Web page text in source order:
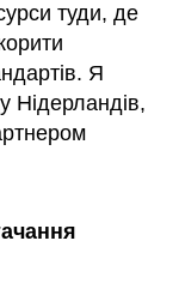
туди, де
Я
Нідерландів,